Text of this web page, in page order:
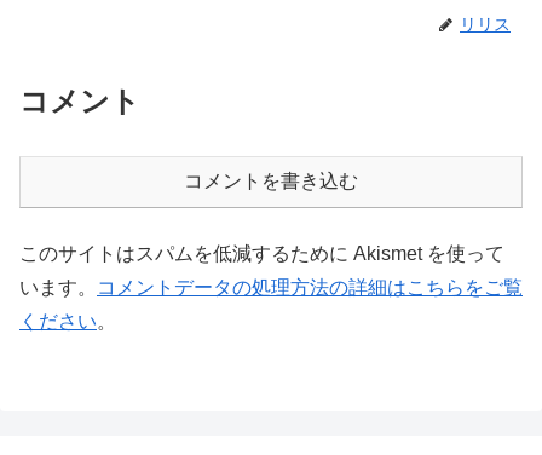
リリス
コメント
コメントを書き込む
このサイトはスパムを低減するために Akismet を使って
います。
コメントデータの処理方法の詳細はこちらをご覧
ください。